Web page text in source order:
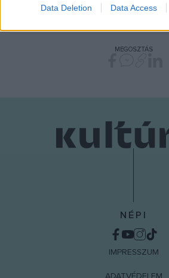
I want to allow Google to enable
functionality and fraud prevention,
Data Deletion Data Access
MEGOSZTÁS
NÉPI
IMPRESSZUM
ADATVÉDELEM